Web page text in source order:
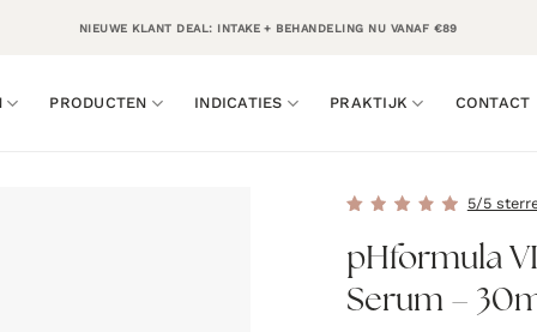
NIEUWE KLANT DEAL: INTAKE + BEHANDELING NU VANAF €89
PRODUCTEN INDICATIES PRAKTIJK CONTACT
5/5
pHformula
Serum –